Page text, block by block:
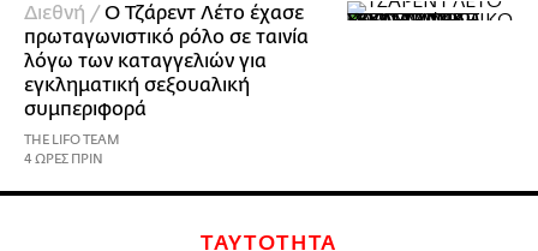
Διεθνή /Ο Τζάρεντ Λέτο έχασε
πρωταγωνιστικό ρόλο σε ταινία
λόγω των καταγγελιών για
εγκληματική σεξουαλική
συμπεριφορά
THE LIFO TEAM
4 ΩΡΕΣ ΠΡΙΝ
ΤΑΥΤΟΤΗΤΑ